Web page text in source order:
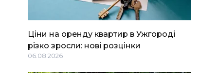
Ціни на оренду квартир в Ужгороді
різко зросли: нові розцінки
06.08.2026